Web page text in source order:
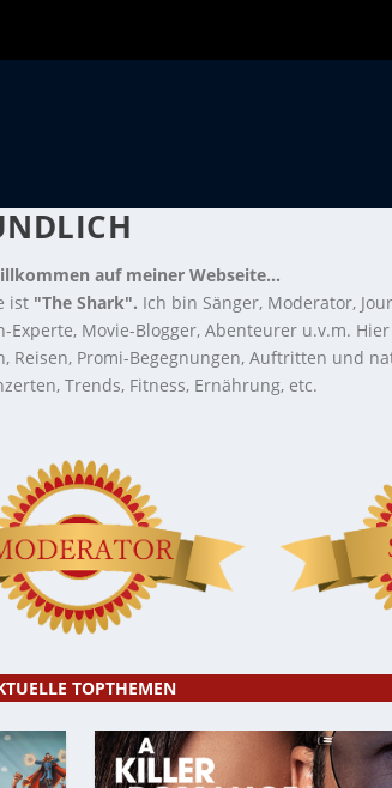
auf meiner Webseite...
ist "The Shark". Ich bin Sänger, Moderator,
Experte, Movie-Blogger, Abenteurer u.v.m.
Reisen, Promi-Begegnungen, Auftritten und
Trends, Fitness, Ernährung, etc.
TOPTHEMEN